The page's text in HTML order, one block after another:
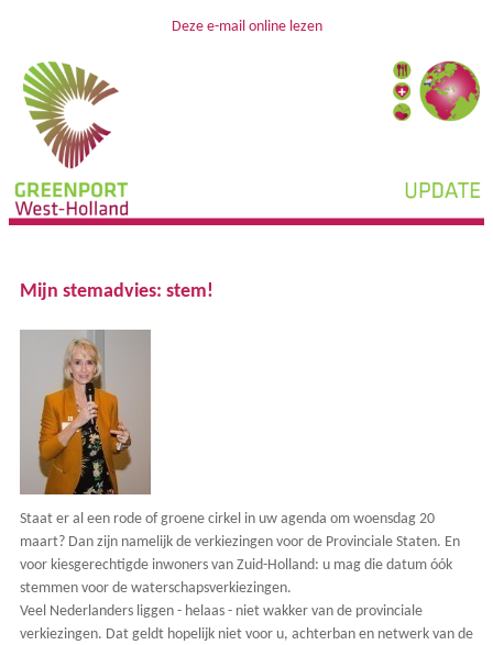
Deze e-mail online lezen
Mijn stemadvies: stem!
Staat er al een rode of groene cirkel in uw agenda om woensdag 20
maart? Dan zijn namelijk de verkiezingen voor de Provinciale Staten. En
voor kiesgerechtigde inwoners van Zuid-Holland: u mag die datum óók
stemmen voor de waterschapsverkiezingen.
Veel Nederlanders liggen - helaas - niet wakker van de provinciale
verkiezingen. Dat geldt hopelijk niet voor u, achterban en netwerk van de